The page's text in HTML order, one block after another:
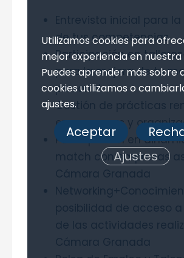
de tus competencias
Participación en talleres
para la mejora de tu
personal
Gestión de prácticas
en empresas y
Participación en
match con empresas
Utilizamos cookies para
mejor experiencia en nuestra
Puedes aprender más sobre
cookies utilizamos o
ajustes.
Aceptar
Ajustes